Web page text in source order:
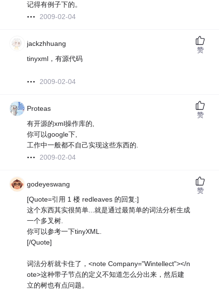
记得有例子下的。
2009-02-04
jackzhhuang
tinyxml，有源代码
2009-02-04
赞
Proteas
有开源的xml操作库的,
你可以google下,
工作中一般都不自己实现这些东西的.
2009-02-04
赞
godeyeswang
[Quote=引用 1 楼 redleaves 的回复:]
这个东西其实很简单...就是通过最简单的词法分析生成
一个多叉树.
你可以参考一下tinyXML.
[/Quote]
词法分析就卡住了，<note Company="Wintellect"></n
ote>这种带子节点的定义不知道怎么分出来，然后建
立的树也有点问题。
赞